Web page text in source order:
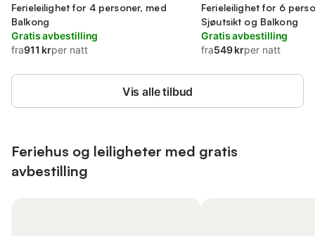
Ferieleilighet for 4 personer, med
Balkong
Gratis avbestilling
fra911 krper natt
Ferieleilighet for 6
Sjøutsikt og Balkong
Gratis avbestilling
fra549 krper natt
Vis alle tilbud
Feriehus og leiligheter med gratis
avbestilling